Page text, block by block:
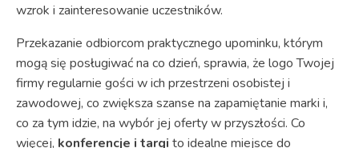
wzrok i zainteresowanie uczestników.
Przekazanie odbiorcom praktycznego upominku, którym
mogą się posługiwać na co dzień, sprawia, że logo Twojej
firmy regularnie gości w ich przestrzeni osobistej i
zawodowej, co zwiększa szanse na zapamiętanie marki i,
co za tym idzie, na wybór jej oferty w przyszłości. Co
więcej, konferencje i targi to idealne miejsce do